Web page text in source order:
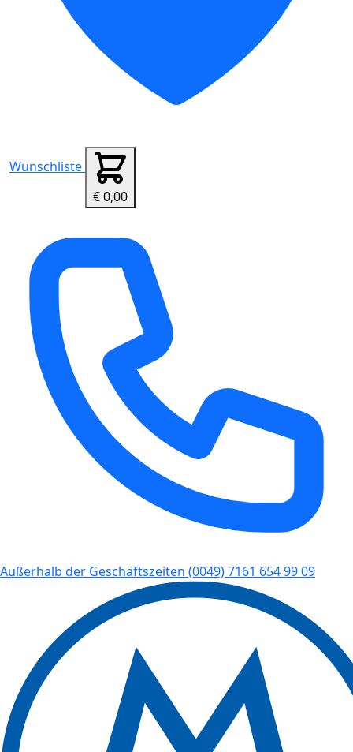
Wunschliste
€ 0,00
Außerhalb der Geschäftszeiten (0049) 7161 654 99 09